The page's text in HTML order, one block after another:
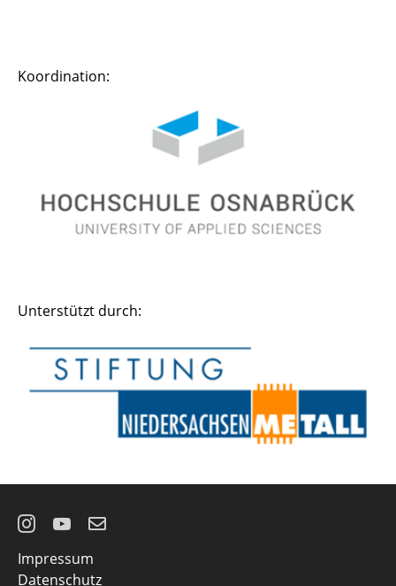
Koordination:
Unterstützt durch:
Mail
Impressum
Datenschutz